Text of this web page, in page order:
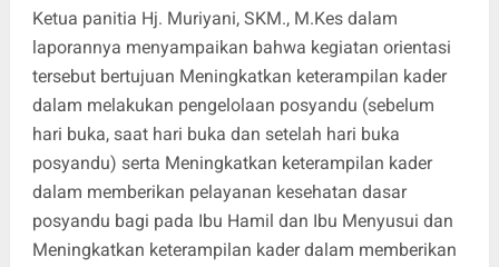
Ketua panitia Hj. Muriyani, SKM., M.Kes dalam
laporannya menyampaikan bahwa kegiatan orientasi
tersebut bertujuan Meningkatkan keterampilan kader
dalam melakukan pengelolaan posyandu (sebelum
hari buka, saat hari buka dan setelah hari buka
posyandu) serta Meningkatkan keterampilan kader
dalam memberikan pelayanan kesehatan dasar
posyandu bagi pada Ibu Hamil dan Ibu Menyusui dan
Meningkatkan keterampilan kader dalam memberikan